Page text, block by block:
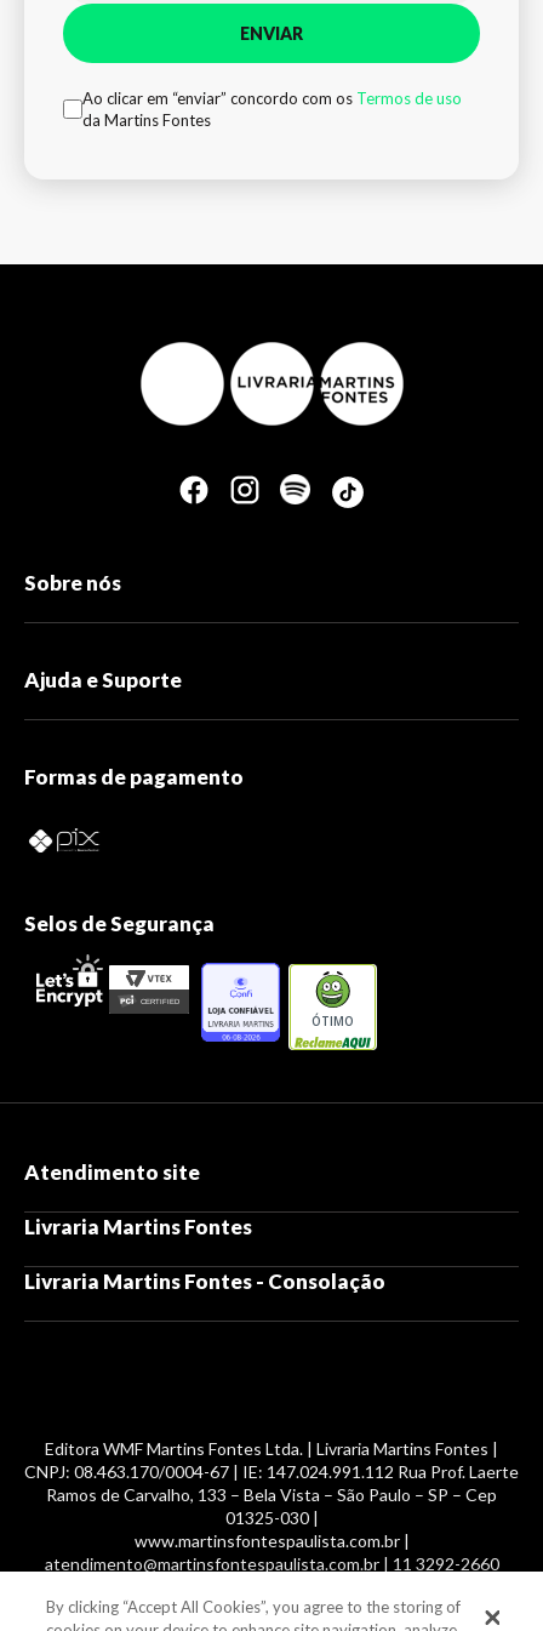
ENVIAR
Ao clicar em “enviar” concordo com os Termos de uso
da Martins Fontes
Sobre nós
Ajuda e Suporte
Formas de pagamento
Selos de Segurança
ÓTIMO
Atendimento site
Livraria Martins Fontes
Livraria Martins Fontes - Consolação
Editora WMF Martins Fontes Ltda. | Livraria Martins Fontes |
CNPJ: 08.463.170/0004-67 | IE: 147.024.991.112 Rua Prof. Laerte
Ramos de Carvalho, 133 – Bela Vista – São Paulo – SP – Cep
01325-030 |
www.martinsfontespaulista.com.br |
atendimento@martinsfontespaulista.com.br | 11 3292-2660
© 2014 -2026, MartinsFontes livros nacionais e importados,
By clicking “Accept All Cookies”, you agree to the storing of